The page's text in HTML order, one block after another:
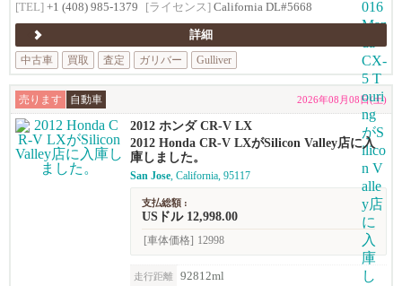
[TEL] +1 (408) 985-1379 [ライセンス] California DL#5668
詳細
中古車
買取 査定 ガリバー Gulliver
売ります 自動車 2026年08月08日(土)
2012 ホンダ CR-V LX
2012 Honda CR-V LXがSilicon Valley店に入
庫しました。
San Jose, California, 95117
支払総額 :
USドル 12,998.00
[車体価格] 12998
走行距離 92812ml